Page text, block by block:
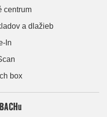
centrum
a dlažieb
In
box